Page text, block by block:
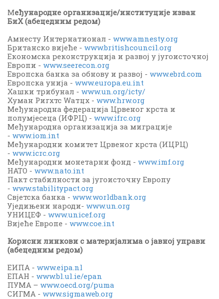
Међународне организације/институције изван
БиХ (абецедним редом)
Амнестy Интернатионал - www.amnesty.org
Британско вијеће - www.britishcouncil.org
Економска реконструкција и развој у југоисточној
Европи - www.seerecon.org
Европска банка за обнову и развој - www.ebrd.com
Европска унија - www.europa.eu.int
Хашки трибунал - www.un.org/icty/
Хуман Ригхтс Wатцх - www.hrw.org
Међународна федерација Црвеног крста и
полумјесеца (ИФРЦ) - www.ifrc.org
Међународна организација за миграције
- www.iom.int
Међународни комитет Црвеног крста (ИЦРЦ)
- www.icrc.org
Међународни монетарни фонд - www.imf.org
НАТО - www.nato.int
Пакт стабилности за југоисточну Европу
- www.stabilitypact.org
Свјетска банка - www.worldbank.org
Уједињени народи- www.un.org
УНИЦЕФ - www.unicef.org
Вијеће Европе - www.coe.int
Корисни линкови с материјалима о јавној управи
(абецедним редом)
ЕИПА - www.eipa.nl
ЕПАН - www.bl.ul.ie/epan
ПУМА – www.oecd.org/puma
СИГМА - www.sigmaweb.org